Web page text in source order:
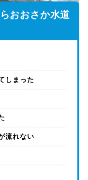
おおさか水道
しまった
流れない